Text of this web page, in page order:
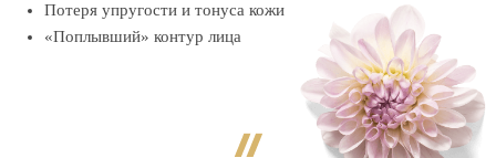
Потеря упругости и тонуса кожи
«Поплывший» контур лица